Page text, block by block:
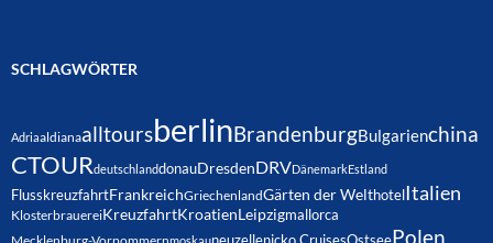
SCHLAGWÖRTER
AdriaaldianaalltoursberlinBrandenburgBulgarienchina
CTOURdeutschlanddonauDresdenDRVDänemarkEstland
FlusskreuzfahrtFrankreichGriechenlandGärten der Welthotel Italien
KlosterbrauereiKreuzfahrtKroatienLeipzigmallorca
Polen